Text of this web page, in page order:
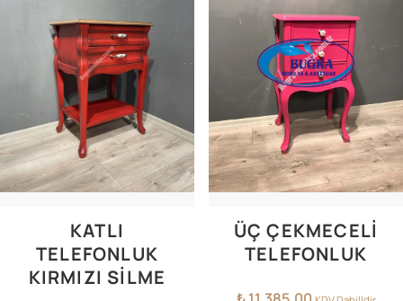
KATLI
TELEFONLUK
KIRMIZI SİLME
ÜÇ ÇEKMECELİ
TELEFONLUK